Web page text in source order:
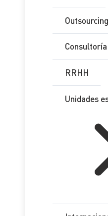
Outsourcing
Consultoría
RRHH
Unidades